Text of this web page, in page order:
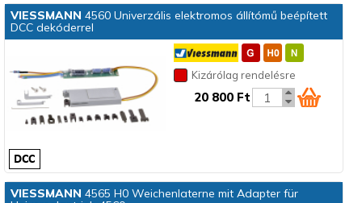
VIESSMANN 4560 Univerzális elektromos állítómű beépített
DCC dekóderrel
Kizárólag rendelésre
20 800 Ft
VIESSMANN 4565 H0 Weichenlaterne mit Adapter für